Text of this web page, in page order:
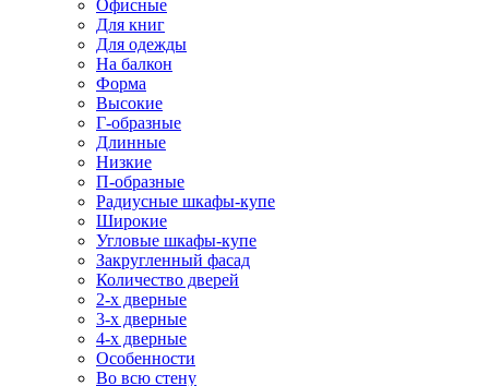
Офисные
Для книг
Для одежды
На балкон
Форма
Высокие
Г-образные
Длинные
Низкие
П-образные
Радиусные шкафы-купе
Широкие
Угловые шкафы-купе
Закругленный фасад
Количество дверей
2-х дверные
3-х дверные
4-х дверные
Особенности
Во всю стену